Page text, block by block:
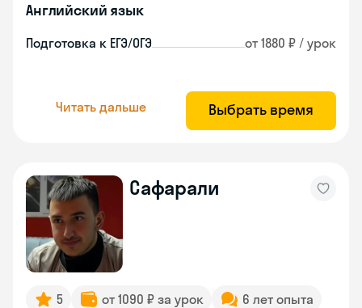
Английский язык
Подготовка к ЕГЭ/ОГЭ от 1880 ₽ / урок
Читать дальше Выбрать время
Сафарали
5 от 1090 ₽ за урок
6 лет опыта